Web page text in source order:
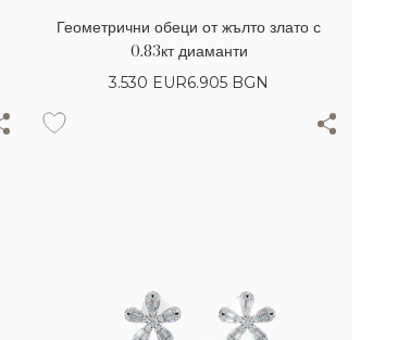
Геометрични обеци от жълто злато с
0.83кт диаманти
3.530 EUR6.905 BGN